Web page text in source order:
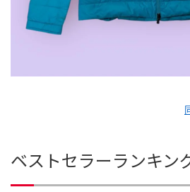
ベストセラーランキン